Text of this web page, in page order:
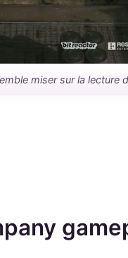
miser sur la lecture